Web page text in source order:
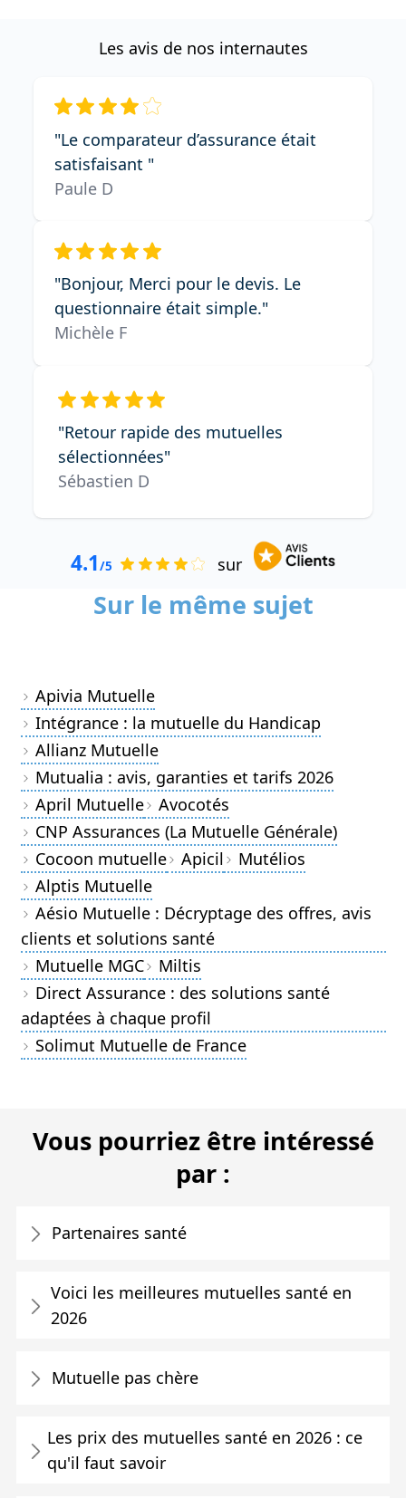
Les avis de nos internautes
"Le comparateur d’assurance était
satisfaisant "
Paule D
"Bonjour, Merci pour le devis. Le
questionnaire était simple."
Michèle F
"Retour rapide des mutuelles
sélectionnées"
Sébastien D
4.1/5 sur
Sur le même sujet
Apivia Mutuelle
Intégrance : la mutuelle du Handicap
Allianz Mutuelle
Mutualia : avis, garanties et tarifs 2026
April Mutuelle
Avocotés
CNP Assurances (La Mutuelle Générale)
Cocoon mutuelle
Apicil
Mutélios
Alptis Mutuelle
Aésio Mutuelle : Décryptage des offres, avis
clients et solutions santé
Mutuelle MGC
Miltis
Direct Assurance : des solutions santé
adaptées à chaque profil
Solimut Mutuelle de France
Vous pourriez être intéressé
par :
Partenaires santé
Voici les meilleures mutuelles santé en
2026
Mutuelle pas chère
Les prix des mutuelles santé en 2026 : ce
qu'il faut savoir